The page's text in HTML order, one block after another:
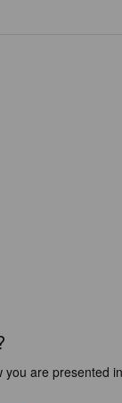
are presented